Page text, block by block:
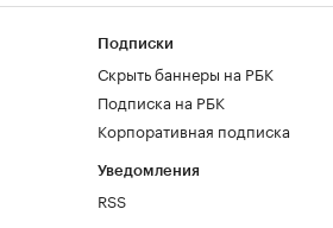
Подписки
Скрыть баннеры на РБК
Подписка на РБК
Корпоративная подписка
Уведомления
RSS